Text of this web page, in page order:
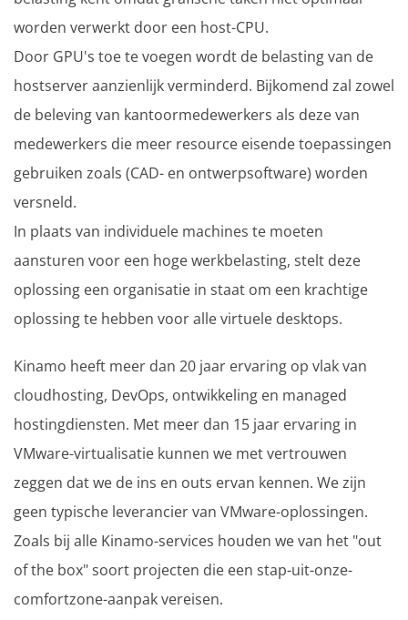
worden verwerkt door een host-CPU.
Door GPU's toe te voegen wordt de belasting van de
hostserver aanzienlijk verminderd. Bijkomend zal zowel
de beleving van kantoormedewerkers als deze van
medewerkers die meer resource eisende toepassingen
gebruiken zoals (CAD- en ontwerpsoftware) worden
versneld.
In plaats van individuele machines te moeten
aansturen voor een hoge werkbelasting, stelt deze
oplossing een organisatie in staat om een krachtige
oplossing te hebben voor alle virtuele desktops.
Kinamo heeft meer dan 20 jaar ervaring op vlak van
cloudhosting, DevOps, ontwikkeling en managed
hostingdiensten. Met meer dan 15 jaar ervaring in
VMware-virtualisatie kunnen we met vertrouwen
zeggen dat we de ins en outs ervan kennen. We zijn
geen typische leverancier van VMware-oplossingen.
Zoals bij alle Kinamo-services houden we van het "out
of the box" soort projecten die een stap-uit-onze-
comfortzone-aanpak vereisen.